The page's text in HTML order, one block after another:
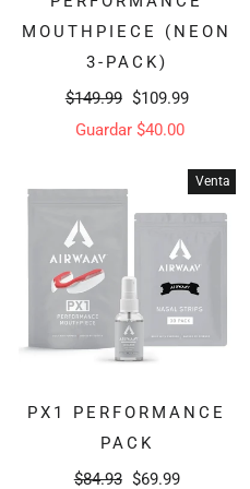
MOUTHPIECE (NEON
3-PACK)
Precio
habitual
$149.99 Precio
de
$109.99
Guardar $40.00
Venta
PX1 PERFORMANCE
PACK
Precio
$84.93 Precio
$69.99